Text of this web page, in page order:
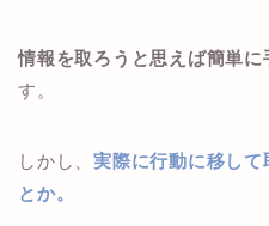
情報を取ろうと思えば簡単に
す。
しかし、実際に行動に移して
とか。